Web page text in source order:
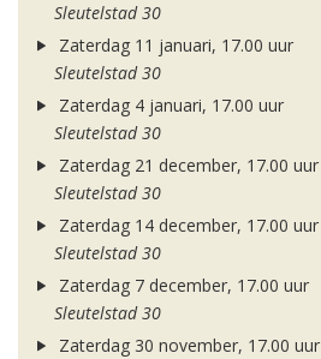
Sleutelstad 30
Zaterdag 11 januari, 17.00 uur
Sleutelstad 30
Zaterdag 4 januari, 17.00 uur
Sleutelstad 30
Zaterdag 21 december, 17.00 uur
Sleutelstad 30
Zaterdag 14 december, 17.00 uur
Sleutelstad 30
Zaterdag 7 december, 17.00 uur
Sleutelstad 30
Zaterdag 30 november, 17.00 uur